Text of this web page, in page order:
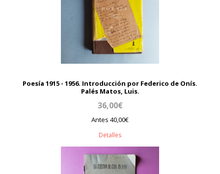
Poesía 1915 - 1956. Introducción por Federico de Onís.
Palés Matos, Luis.
36,00€
Antes 40,00€
Detalles